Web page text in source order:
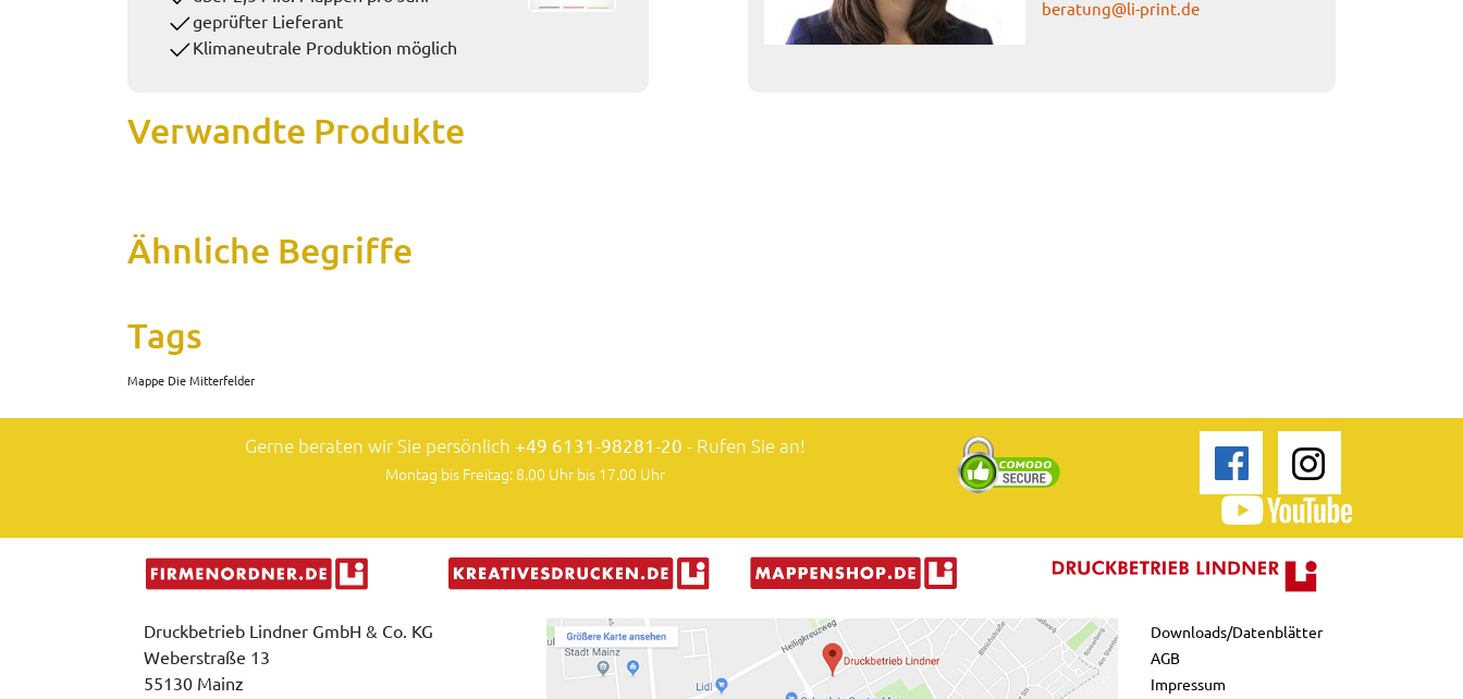
geprüfter Lieferant
Klimaneutrale Produktion möglich
beratung@li-print.de
Verwandte Produkte
Ähnliche Begriffe
Tags
Mappe Die Mitterfelder
Gerne beraten wir Sie persönlich +49 6131-98281-20 - Rufen Sie an!
Montag bis Freitag: 8.00 Uhr bis 17.00 Uhr
Druckbetrieb Lindner GmbH & Co. KG
Weberstraße 13
55130 Mainz
Downloads/Datenblätter
AGB
Impressum